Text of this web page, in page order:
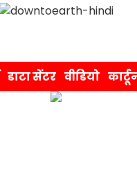
डाटा सेंटर वीडियो